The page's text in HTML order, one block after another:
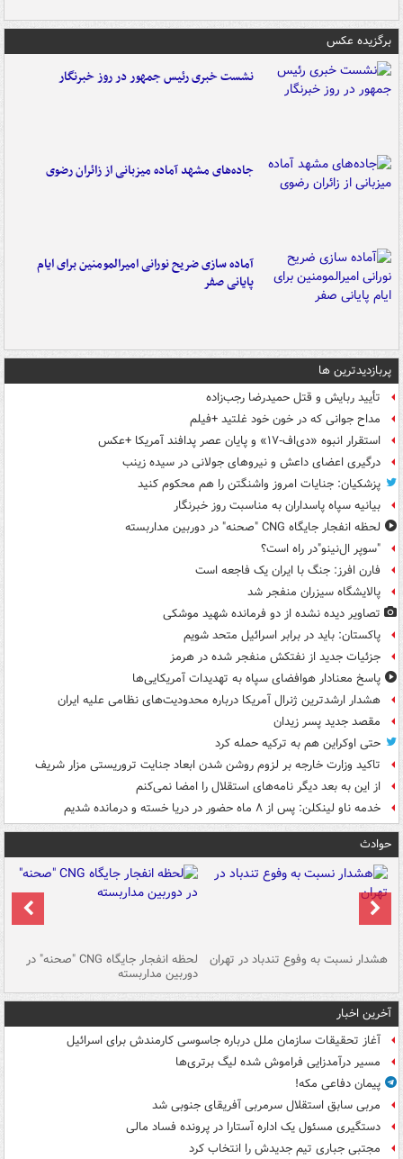
برگزیده عکس
نشست خبری رئیس جمهور در روز خبرنگار
جاده‌های مشهد آماده میزبانی از زائران رضوی
آماده سازی ضریح نورانی امیرالمومنین برای ایام
پایانی صفر
پربازدیدترین ها
تأیید ربایش و قتل حمیدرضا رجب‌زاده
مداح جوانی که در خون خود غلتید +فیلم
استقرار انبوه «دی‌اف‑۱۷» و پایان عصر پدافند آمریکا +عکس
درگیری اعضای داعش و نیروهای جولانی در سیده زینب
پزشکیان: جنایات امروز واشنگتن را هم محکوم کنید
بیانیه سپاه پاسداران به مناسبت روز خبرنگار
لحظه انفجار جایگاه CNG "صحنه" در دوربین مداربسته
"سوپر ال‌نینو"در راه است؟
فارن افرز: جنگ با ایران یک فاجعه است
پالایشگاه سیزران منفجر شد
تصاویر دیده‌ نشده از دو فرمانده شهید موشکی
پاکستان: باید در برابر اسرائیل متحد شویم
جزئیات جدید از نفتکش منفجر شده در هرمز
پاسخ معنادار هوافضای سپاه به تهدیدات آمریکایی‌ها
هشدار ارشدترین ژنرال آمریکا درباره محدودیت‌های نظامی علیه ایران
مقصد جدید پسر زیدان
حتی اوکراین هم به ترکیه حمله کرد
تاکید وزارت خارجه بر لزوم روشن شدن ابعاد جنایت تروریستی مزار شریف
از این به بعد دیگر نامه‌های استقلال را امضا نمی‌کنم
خدمه ناو لینکلن: پس از ۸ ماه حضور در دریا خسته و درمانده‌ شدیم
حوادث
هشدار نسبت به وفوع تندباد در تهران لحظه انفجار جایگاه CNG "صحنه" در
دوربین مداربسته
آخرین اخبار
آغاز تحقیقات سازمان ملل درباره جاسوسی کارمندش برای اسرائیل
مسیر درآمدزایی فراموش شده لیگ برتری‌ها
پیمان دفاعی مکه!
مربی سابق استقلال سرمربی آفریقای جنوبی شد
دستگیری مسئول یک اداره آستارا در پرونده فساد مالی
مجتبی جباری تیم جدیدش را انتخاب کرد